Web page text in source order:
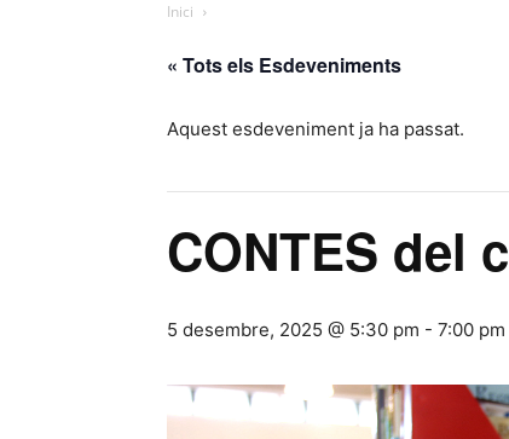
Inici
« Tots els Esdeveniments
Aquest esdeveniment ja ha passat.
CONTES del
5 desembre, 2025 @ 5:30 pm - 7:00 pm